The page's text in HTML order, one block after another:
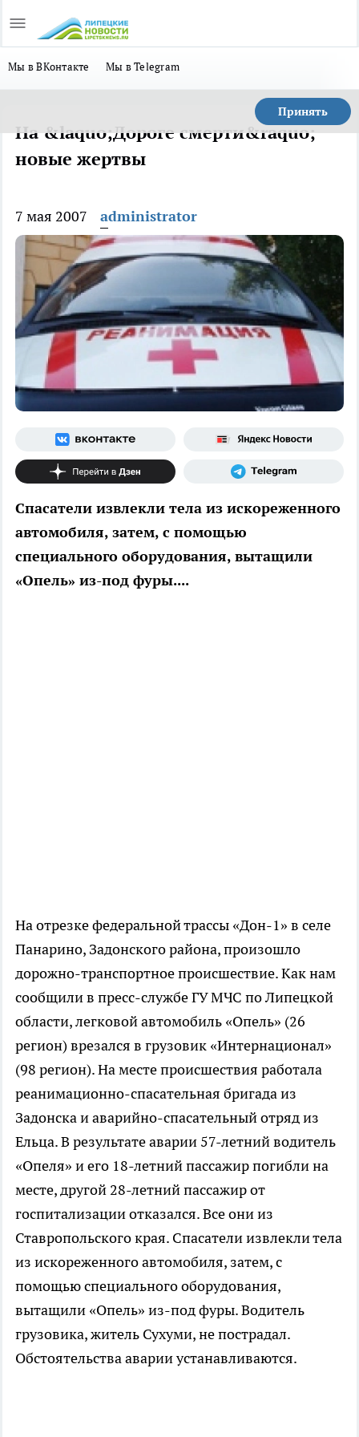
Мы в ВКонтакте Мы в Telegram
Принять
На &laquo;Дороге смерти&raquo;
новые жертвы
7 мая 2007 administrator
Спасатели извлекли тела из искореженного
автомобиля, затем, с помощью
специального оборудования, вытащили
«Опель» из-под фуры....
На отрезке федеральной трассы «Дон-1» в селе
Панарино, Задонского района, произошло
дорожно-транспортное происшествие. Как нам
сообщили в пресс-службе ГУ МЧС по Липецкой
области, легковой автомобиль «Опель» (26
регион) врезался в грузовик «Интернационал»
(98 регион). На месте происшествия работала
реанимационно-спасательная бригада из
Задонска и аварийно-спасательный отряд из
Ельца. В результате аварии 57-летний водитель
«Опеля» и его 18-летний пассажир погибли на
месте, другой 28-летний пассажир от
госпитализации отказался. Все они из
Ставропольского края. Спасатели извлекли тела
из искореженного автомобиля, затем, с
помощью специального оборудования,
вытащили «Опель» из-под фуры. Водитель
грузовика, житель Сухуми, не пострадал.
Обстоятельства аварии устанавливаются.